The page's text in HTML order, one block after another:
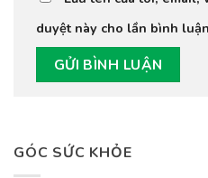
GÓC SỨC KHỎE
duyệt này cho lần bình